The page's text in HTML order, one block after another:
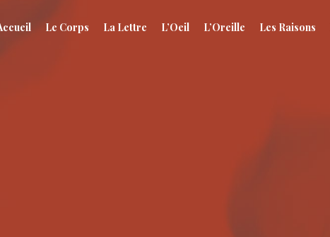
Le Corps La Lettre L’Oeil L’Oreille Les Raisons